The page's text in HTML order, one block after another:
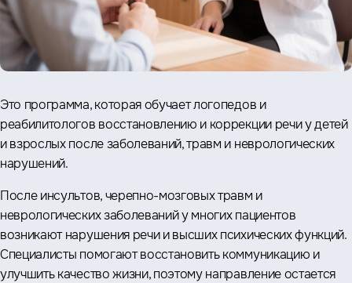
Это программа, которая обучает логопедов и
реабилитологов восстановлению и коррекции речи у детей
и взрослых после заболеваний, травм и неврологических
нарушений.
После инсультов, черепно-мозговых травм и
неврологических заболеваний у многих пациентов
возникают нарушения речи и высших психических функций.
Специалисты помогают восстановить коммуникацию и
улучшить качество жизни, поэтому направление остается